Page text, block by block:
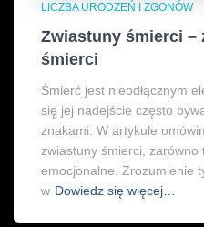
LICZBA URODZEŃ I ZGONÓW
Zwiastuny śmierci –
śmierci
Śmierć jest nieodłącznym
się jej nadejście często
znakami. W artykule
zwiastuny śmierci, zarówno
emocjonalne. Zrozumienie
w Dowiedz się więcej…